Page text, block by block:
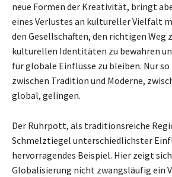
neue Formen der Kreativität, bringt
eines Verlustes an kultureller Vielfalt
den Gesellschaften, den richtigen Weg
kulturellen Identitäten zu bewahren
für globale Einflüsse zu bleiben. Nur so
zwischen Tradition und Moderne,
global, gelingen.
Der Ruhrpott, als traditionsreiche
Schmelztiegel unterschiedlichster
hervorragendes Beispiel. Hier zeigt
Globalisierung nicht zwangsläufig ein